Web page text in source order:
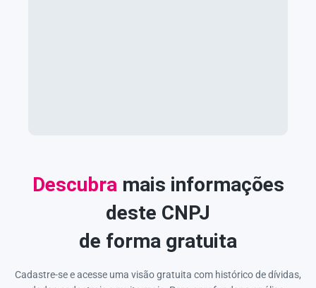
Descubra mais informações
deste CNPJ
de forma gratuita
Cadastre-se e acesse uma visão gratuita com histórico de dívidas,